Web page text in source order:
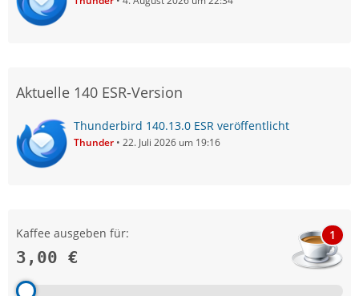
Aktuelle 140 ESR-Version
Thunderbird 140.13.0 ESR veröffentlicht
Thunder 22. Juli 2026 um 19:16
Kaffee ausgeben für:
3,00 €
1